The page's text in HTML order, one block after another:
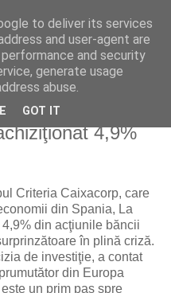
economice
4,9%
Criteria Caixacorp, care
din Spania, La
din acţiunile băncii
în plină criză.
de investiţie, a contat
din Europa
un prim pas spre
to deliver its services
and user-agent are
and security
generate usage
abuse.
GOT IT